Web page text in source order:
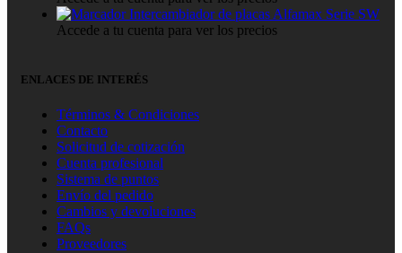
Intercambiador de placas Alfamax Serie SW
Accede a tu cuenta para ver los precios
ENLACES DE INTERÉS
Términos & Condiciones
Contacto
Solicitud de cotización
Cuenta profesional
Sistema de puntos
Envío del pedido
Cambios y devoluciones
FAQs
Proveedores